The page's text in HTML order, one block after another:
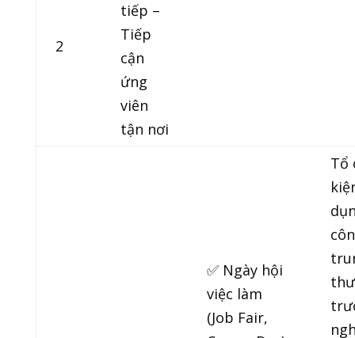
2
tiếp –
Tiếp
cận
ứng
viên
tận nơi
✅ Ngày hội
việc làm
(Job Fair,
Tổ